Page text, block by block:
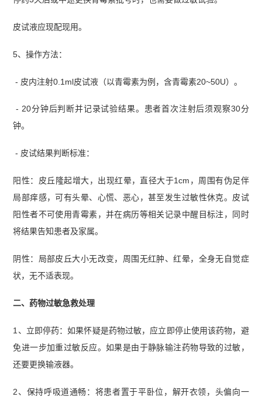
皮试液应现配现用。
5、操作方法：
- 皮内注射0.1ml皮试液（以青霉素为例，含青霉素20~50U）。
- 20分钟后判断并记录试验结果。患者首次注射后须观察30分
钟。
- 皮试结果判断标准：
阳性：皮丘隆起增大，出现红晕，直径大于1cm，周围有伪足伴
局部痒感，可有头晕、心慌、恶心，甚至发生过敏性休克。皮试
阳性者不可使用青霉素，并在病历等相关记录中醒目标注，同时
将结果告知患者及家属。
阴性：局部皮丘大小无改变，周围无红肿、红晕，全身无自觉症
状，无不适表现。
二、药物过敏急救处理
1、立即停药：如果怀疑是药物过敏，应立即停止使用该药物，避
免进一步加重过敏反应。如果是由于静脉输注药物导致的过敏，
还要更换输液器。
2、保持呼吸道通畅：将患者置于平卧位，解开衣领，头偏向一